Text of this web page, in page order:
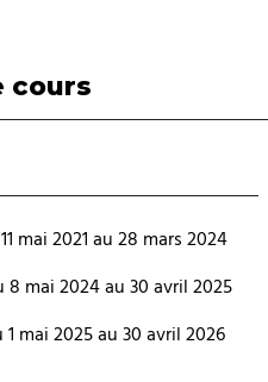
cours
mai 2021 au 28 mars 2024
8 mai 2024 au 30 avril 2025
mai 2025 au 30 avril 2026